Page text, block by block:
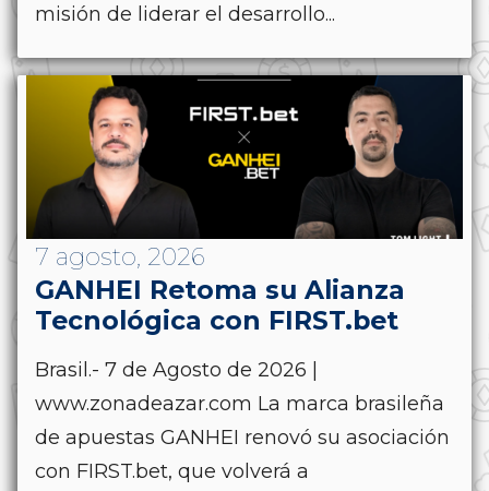
misión de liderar el desarrollo...
7 agosto, 2026
GANHEI Retoma su Alianza
Tecnológica con FIRST.bet
Brasil.- 7 de Agosto de 2026 |
www.zonadeazar.com La marca brasileña
de apuestas GANHEI renovó su asociación
con FIRST.bet, que volverá a